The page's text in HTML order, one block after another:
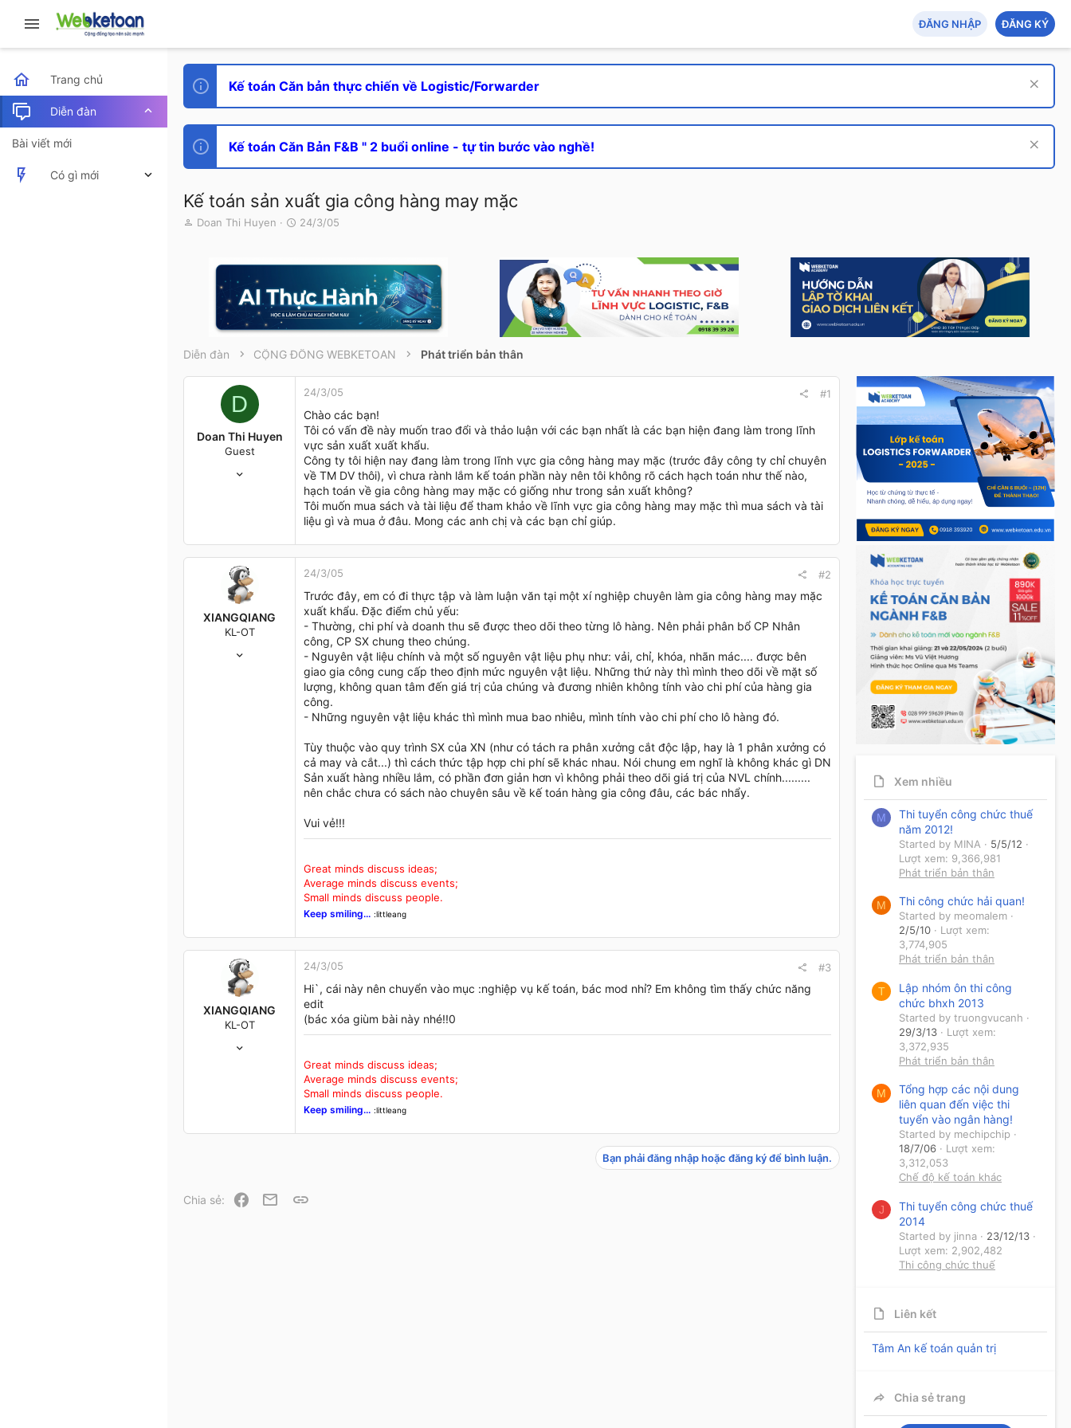
ĐĂNG NHẬP ĐĂNG KÝ
Trang chủ
Diễn đàn
Bài viết mới
Có gì mới
Kế toán Căn bản thực chiến về Logistic/Forwarder
Kế toán Căn Bản F&B " 2 buổi online - tự tin bước vào nghề!
Kế toán sản xuất gia công hàng may mặc
T
r
e
Doan Thi Huyen
N
y
ử
i
24/3/05
Diễn đàn CỘNG ĐỒNG WEBKETOAN Phát triển bản thân
D
Doan Thi Huyen
Guest
HCM City
24/3/05 #1
Chào các bạn!
Tôi có vấn đề này muốn trao đổi và thảo luận với các bạn nhất là các bạn hiện đang làm trong lĩnh
vực sản xuất xuất khẩu.
Công ty tôi hiện nay đang làm trong lĩnh vực gia công hàng may mặc (trước đây công ty chỉ chuyên
về TM DV thôi), vì chưa rành lắm kế toán phần này nên tôi không rõ cách hạch toán như thế nào,
hạch toán về gia công hàng may mặc có giống như trong sản xuất không?
Tôi muốn mua sách và tài liệu để tham khảo về lĩnh vực gia công hàng may mặc thì mua sách và tài
liệu gì và mua ở đâu. Mong các anh chị và các bạn chỉ giúp.
XIANGQIANG
KL-OT
24/3/05 #2
Trước đây, em có đi thực tập và làm luận văn tại một xí nghiệp chuyên làm gia công hàng may mặc
xuất khẩu. Đặc điểm chủ yếu:
- Thường, chi phí và doanh thu sẽ được theo dõi theo từng lô hàng. Nên phải phân bổ CP Nhân
công, CP SX chung theo chúng.
- Nguyên vật liệu chính và một số nguyên vật liệu phụ như: vải, chỉ, khóa, nhãn mác.... được bên
giao gia công cung cấp theo định mức nguyên vật liệu. Những thứ này thì mình theo dõi về mặt số
lượng, không quan tâm đến giá trị của chúng và đương nhiên không tính vào chi phí của hàng gia
công.
- Những nguyên vật liệu khác thì mình mua bao nhiêu, mình tính vào chi phí cho lô hàng đó.
Tùy thuộc vào quy trình SX của XN (như có tách ra phân xưởng cắt độc lập, hay là 1 phân xưởng có
cả may và cắt...) thì cách thức tập hợp chi phí sẽ khác nhau. Nói chung em nghĩ là không khác gì DN
Sản xuất hàng nhiều lắm, có phần đơn giản hơn vì không phải theo dõi giá trị của NVL chính.........
nên chắc chưa có sách nào chuyên sâu về kế toán hàng gia công đâu, các bác nhẩy.
Vui vẻ!!!
Great minds discuss ideas;
Average minds discuss events;
Small minds discuss people.
Keep smiling... :littleang
XIANGQIANG
KL-OT
24/3/05 #3
Hi`, cái này nên chuyển vào mục :nghiệp vụ kế toán, bác mod nhỉ? Em không tìm thấy chức năng
edit
(bác xóa giùm bài này nhé!!0
Great minds discuss ideas;
Average minds discuss events;
Small minds discuss people.
Keep smiling... :littleang
Bạn phải đăng nhập hoặc đăng ký để bình luận.
Chia sẻ: Facebook
Email Link
Xem nhiều
M
Thi tuyển công chức thuế
năm 2012!
Started by MINA
5/5/12
Lượt xem: 9,366,981
Phát triển bản thân
M Thi công chức hải quan!
Started by meomalem
2/5/10
Lượt xem:
3,774,905
Phát triển bản thân
T
Lập nhóm ôn thi công
chức bhxh 2013
Started by truongvucanh
29/3/13
Lượt xem:
3,372,935
Phát triển bản thân
M
Tổng hợp các nội dung
liên quan đến việc thi
tuyển vào ngân hàng!
Started by mechipchip
18/7/06
Lượt xem:
3,312,053
Chế độ kế toán khác
J
Thi tuyển công chức thuế
2014
Started by jinna
23/12/13
Lượt xem: 2,902,482
Thi công chức thuế
Liên kết
Tâm An kế toán quản trị
Chia sẻ trang